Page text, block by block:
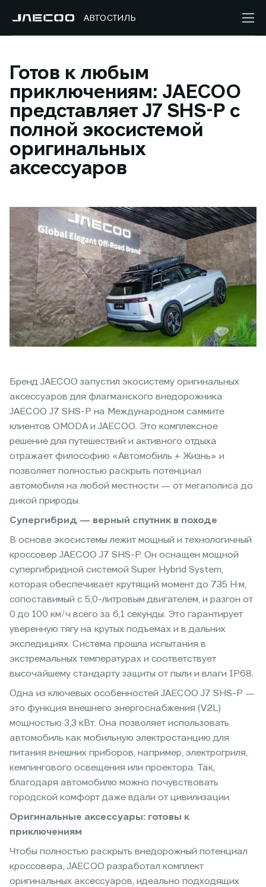
АВТОСТИЛЬ
Готов к любым
приключениям: JAECOO
представляет J7 SHS-P с
полной экосистемой
оригинальных
аксессуаров
Бренд JAECOO запустил экосистему оригинальных
аксессуаров для флагманского внедорожника
JAECOO J7 SHS-P на Международном саммите
клиентов OMODA и JAECOO. Это комплексное
решение для путешествий и активного отдыха
отражает философию «Автомобиль + Жизнь» и
позволяет полностью раскрыть потенциал
автомобиля на любой местности — от мегаполиса до
дикой природы.
Супергибрид — верный спутник в походе
В основе экосистемы лежит мощный и технологичный
кроссовер JAECOO J7 SHS-P. Он оснащен мощной
супергибридной системой Super Hybrid System,
которая обеспечивает крутящий момент до 735 Н·м,
сопоставимый с 5,0-литровым двигателем, и разгон от
0 до 100 км/ч всего за 6,1 секунды. Это гарантирует
уверенную тягу на крутых подъемах и в дальних
экспедициях. Система прошла испытания в
экстремальных температурах и соответствует
высочайшему стандарту защиты от пыли и влаги IP68.
Одна из ключевых особенностей JAECOO J7 SHS-P —
это функция внешнего энергоснабжения (V2L)
мощностью 3,3 кВт. Она позволяет использовать
автомобиль как мобильную электростанцию для
питания внешних приборов, например, электрогриля,
кемпингового освещения или проектора. Так,
благодаря автомобилю можно почувствовать
городской комфорт даже вдали от цивилизации.
Оригинальные аксессуары: готовы к
приключениям
Чтобы полностью раскрыть внедорожный потенциал
кроссовера, JAECOO разработал комплект
оригинальных аксессуаров, идеально подходящих